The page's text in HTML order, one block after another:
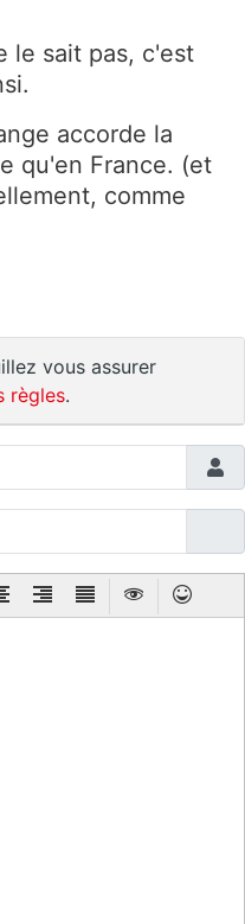
le sait pas, c'est
accorde la
qu'en France. (et
comme
vous assurer
règles.